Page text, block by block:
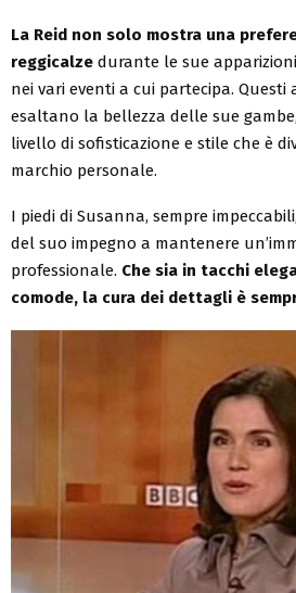
La Reid non solo mostra una
reggicalze durante le sue
nei vari eventi a cui partecipa. Questi
esaltano la bellezza delle sue
livello di sofisticazione e stile che è
marchio personale.
I piedi di Susanna, sempre
del suo impegno a mantenere
professionale. Che sia in tacchi
comode, la cura dei dettagli è